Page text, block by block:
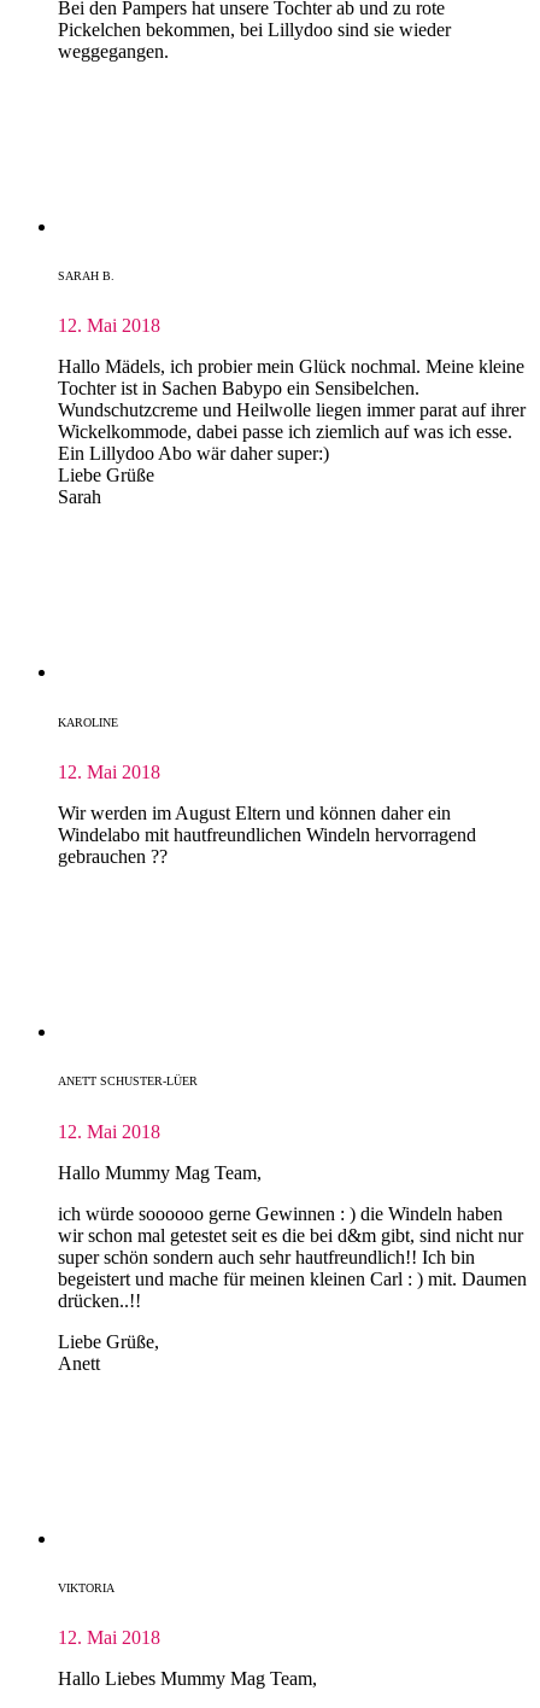
Bei den Pampers hat unsere Tochter ab und zu rote
Pickelchen bekommen, bei Lillydoo sind sie wieder
weggegangen.
SARAH B.
12. Mai 2018
Hallo Mädels, ich probier mein Glück nochmal. Meine kleine
Tochter ist in Sachen Babypo ein Sensibelchen.
Wundschutzcreme und Heilwolle liegen immer parat auf ihrer
Wickelkommode, dabei passe ich ziemlich auf was ich esse.
Ein Lillydoo Abo wär daher super:)
Liebe Grüße
Sarah
KAROLINE
12. Mai 2018
Wir werden im August Eltern und können daher ein
Windelabo mit hautfreundlichen Windeln hervorragend
gebrauchen ??
ANETT SCHUSTER-LÜER
12. Mai 2018
Hallo Mummy Mag Team,
ich würde soooooo gerne Gewinnen : ) die Windeln haben
wir schon mal getestet seit es die bei d&m gibt, sind nicht nur
super schön sondern auch sehr hautfreundlich!! Ich bin
begeistert und mache für meinen kleinen Carl : ) mit. Daumen
drücken..!!
Liebe Grüße,
Anett
VIKTORIA
12. Mai 2018
Hallo Liebes Mummy Mag Team,